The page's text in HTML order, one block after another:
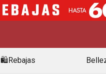
🛍️Rebajas